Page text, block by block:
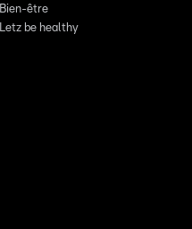
Bien-être
Letz be healthy